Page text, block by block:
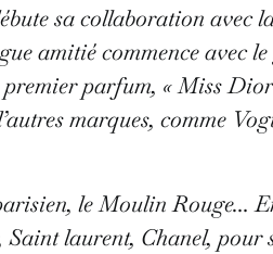
sa collaboration avec
amitié commence avec
premier parfum, « Miss
marques, comme
le Moulin Rouge…
laurent, Chanel, pour